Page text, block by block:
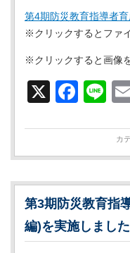
第4期防災教育指導者
※クリックするとファ
※クリックすると画像
X
カ
第3期防災教育指
編)を実施しました